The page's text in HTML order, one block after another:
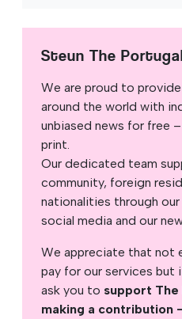
Steun The
We are proud to
around the world with
unbiased news for free
print.
Our dedicated team
community, foreign
nationalities through
social media and our
We appreciate that not
pay for our services but
ask you to support The
making a contribution